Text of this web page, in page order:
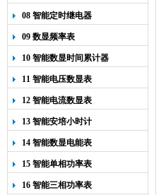
08 智能定时继电器
09 数显频率表
10 智能数显时间累计器
11 智能电压数显表
12 智能电流数显表
13 智能安培小时计
14 智能数显电能表
15 智能单相功率表
16 智能三相功率表